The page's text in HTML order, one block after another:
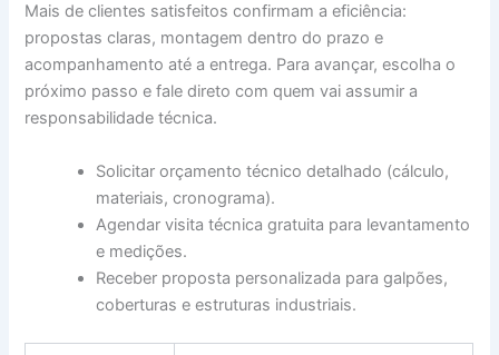
Mais de clientes satisfeitos confirmam a eficiência:
propostas claras, montagem dentro do prazo e
acompanhamento até a entrega. Para avançar, escolha o
próximo passo e fale direto com quem vai assumir a
responsabilidade técnica.
Solicitar orçamento técnico detalhado (cálculo,
materiais, cronograma).
Agendar visita técnica gratuita para levantamento
e medições.
Receber proposta personalizada para galpões,
coberturas e estruturas industriais.